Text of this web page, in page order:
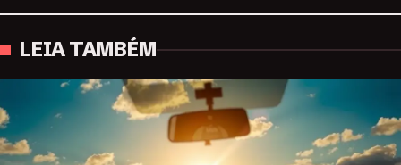
LEIA TAMBÉM